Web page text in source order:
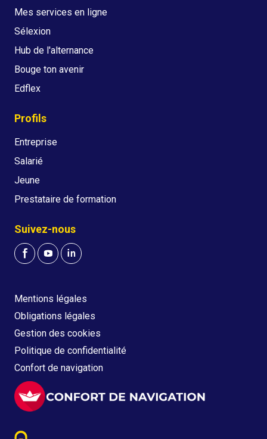
Mes services en ligne
Sélexion
Hub de l'alternance
Bouge ton avenir
Edflex
Profils
Entreprise
Salarié
Jeune
Prestataire de formation
Suivez-nous
Mentions légales
Obligations légales
Gestion des cookies
Politique de confidentialité
Confort de navigation